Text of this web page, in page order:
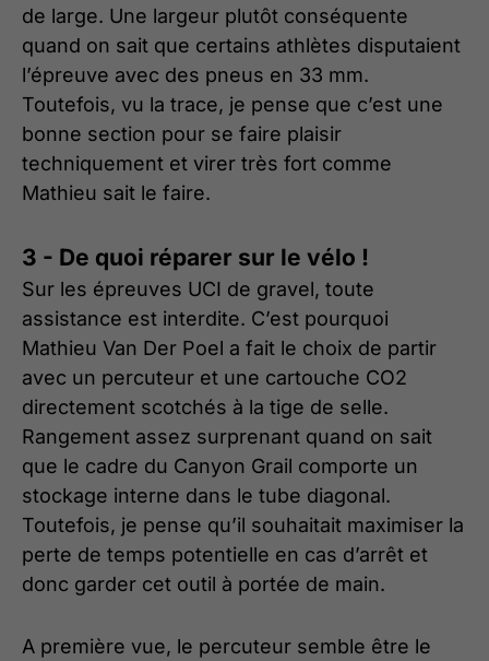
de large. Une largeur plutôt conséquente
quand on sait que certains athlètes disputaient
l’épreuve avec des pneus en 33 mm.
Toutefois, vu la trace, je pense que c’est une
bonne section pour se faire plaisir
techniquement et virer très fort comme
Mathieu sait le faire.
3 - De quoi réparer sur le vélo !
Sur les épreuves UCI de gravel, toute
assistance est interdite. C’est pourquoi
Mathieu Van Der Poel a fait le choix de partir
avec un percuteur et une cartouche CO2
directement scotchés à la tige de selle.
Rangement assez surprenant quand on sait
que le cadre du Canyon Grail comporte un
stockage interne dans le tube diagonal.
Toutefois, je pense qu’il souhaitait maximiser la
perte de temps potentielle en cas d’arrêt et
donc garder cet outil à portée de main.
A première vue, le percuteur semble être le